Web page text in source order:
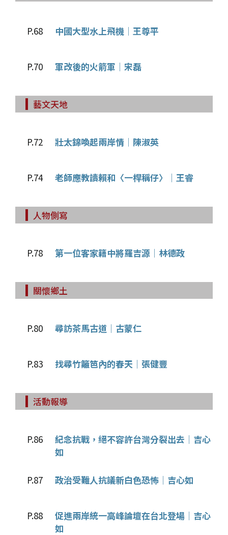
P.68 中國大型水上飛機│王尊平
P.70 軍改後的火箭軍│宋磊
藝文天地
P.72 壯太錦喚起兩岸情│陳淑英
P.74 老師應教讀賴和〈一桿稱仔〉│王睿
人物側寫
P.78 第一位客家籍中將羅吉源│林德政
關懷鄉土
P.80 尋訪茶馬古道│古蒙仁
P.83 找尋竹籬笆內的春天│張健豐
活動報導
P.86
紀念抗戰，絕不容許台灣分裂出去│吉心
如
P.87 政治受難人抗議新白色恐怖│吉心如
P.88
促進兩岸統一高峰論壇在台北登場│吉心
如